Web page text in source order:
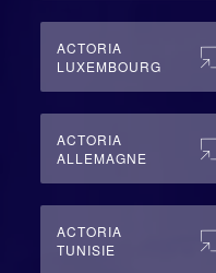
ACTORIA
LUXEMBOURG
ACTORIA
ALLEMAGNE
ACTORIA
TUNISIE